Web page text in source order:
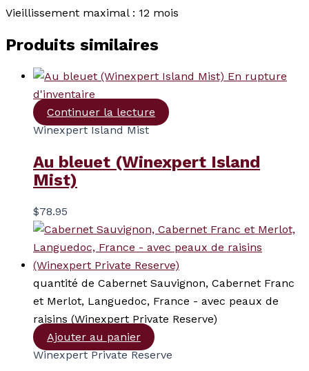
Vieillissement maximal : 12 mois
Produits similaires
En rupture
d'inventaire
Continuer la lecture
Winexpert Island Mist
Au bleuet (Winexpert Island
Mist)
$78.95
quantité de Cabernet Sauvignon, Cabernet Franc
et Merlot, Languedoc, France - avec peaux de
raisins (Winexpert Private Reserve)
Ajouter au panier
Winexpert Private Reserve